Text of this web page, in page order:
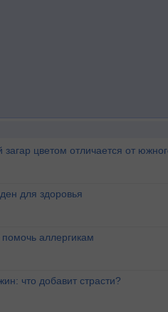
цветом отличается от
для здоровья
аллергикам
что добавит страсти?